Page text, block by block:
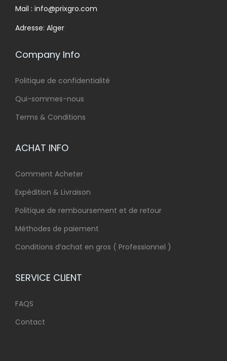
Mail : info@prixgro.com
Adresse: Alger
Company Info
Politique de confidentialité
Qui-sommes-nous
Terms & Conditions
ACHAT INFO
Comment Acheter
Expédition & Livraison
Politique de remboursement et de retour
Méthodes de paiement
Conditions d’achat en gros ( Professionnel )
SERVICE CLIENT
FAQS
Contact